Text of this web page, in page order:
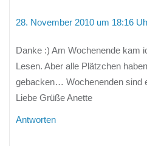
28. November 2010 um 18:16
Danke :) Am Wochenende kam
Lesen. Aber alle Plätzchen
gebacken… Wochenenden sind
Liebe Grüße Anette
Antworten